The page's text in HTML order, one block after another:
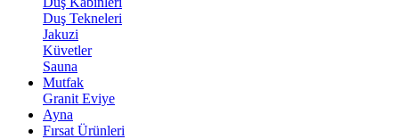
Duş Tekneleri
Jakuzi
Küvetler
Sauna
Mutfak
Granit Eviye
Ayna
Fırsat Ürünleri